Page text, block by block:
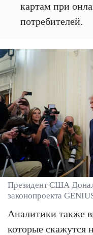
картам при
потребителей.
Президент США
законопроекта
Аналитики также
которые скажутся